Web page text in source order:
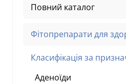
Повний каталог
Фітопрепарати для
Класифікація за
Аденоїди